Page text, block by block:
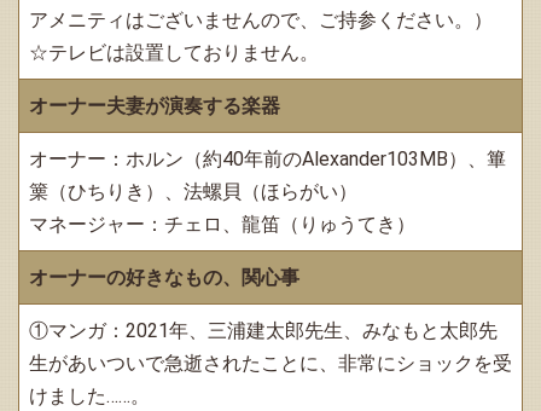
アメニティはございませんので、ご持参ください。）
☆テレビは設置しておりません。
オーナー夫妻が演奏する楽器
オーナー：ホルン（約40年前のAlexander103MB）、篳
篥（ひちりき）、法螺貝（ほらがい）
マネージャー：チェロ、龍笛（りゅうてき）
オーナーの好きなもの、関心事
①マンガ：2021年、三浦建太郎先生、みなもと太郎先
生があいついで急逝されたことに、非常にショックを受
けました……。